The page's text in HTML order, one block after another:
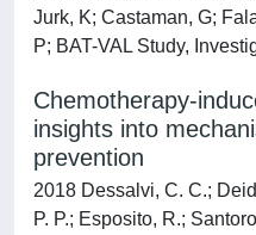
Jurk, K; Castaman, G;
P; BAT-VAL Study,
Chemotherapy-
insights into
prevention
2018 Dessalvi, C. C.;
P. P.; Esposito, R.;